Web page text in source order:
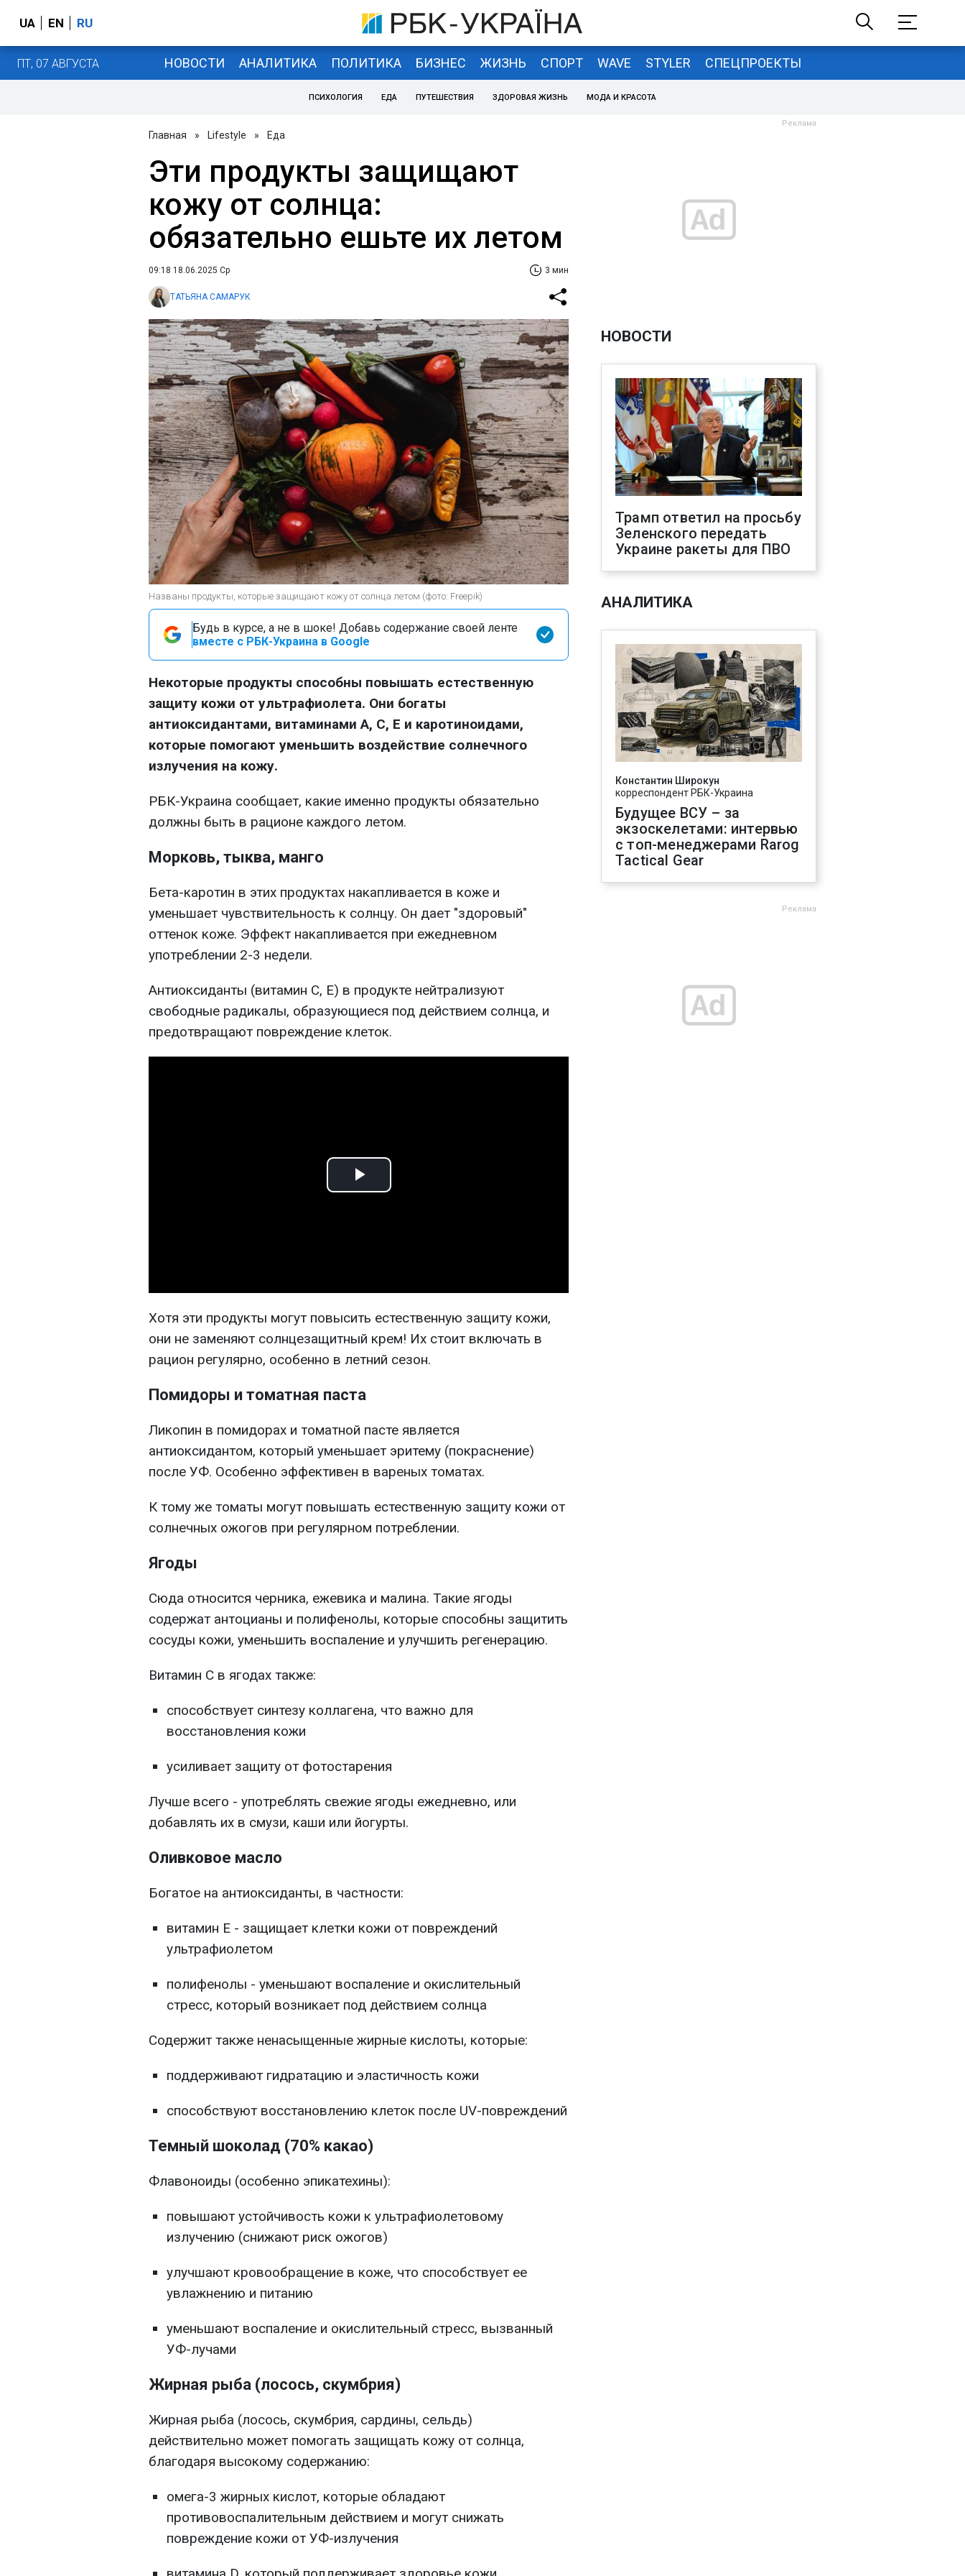
UA EN RU
ПТ, 07 АВГУСТА НОВОСТИ АНАЛИТИКА ПОЛИТИКА БИЗНЕС ЖИЗНЬ СПОРТ WAVE STYLER СПЕЦПРОЕКТЫ
ПСИХОЛОГИЯ ЕДА ПУТЕШЕСТВИЯ ЗДОРОВАЯ ЖИЗНЬ МОДА И КРАСОТА
Главная » Lifestyle » Еда
Эти продукты защищают
кожу от солнца:
обязательно ешьте их летом
09:18 18.06.2025 Ср 3 мин
ТАТЬЯНА САМАРУК
Названы продукты, которые защищают кожу от солнца летом (фото: Freepik)
Будь в курсе, а не в шоке! Добавь содержание своей ленте
вместе с РБК-Украина в Google
Некоторые продукты способны повышать естественную
защиту кожи от ультрафиолета. Они богаты
антиоксидантами, витаминами А, С, Е и каротиноидами,
которые помогают уменьшить воздействие солнечного
излучения на кожу.
РБК-Украина сообщает, какие именно продукты обязательно
должны быть в рационе каждого летом.
Морковь, тыква, манго
Бета-каротин в этих продуктах накапливается в коже и
уменьшает чувствительность к солнцу. Он дает "здоровый"
оттенок коже. Эффект накапливается при ежедневном
употреблении 2-3 недели.
Антиоксиданты (витамин C, E) в продукте нейтрализуют
свободные радикалы, образующиеся под действием солнца, и
предотвращают повреждение клеток.
Play
Хотя эти продукты могут повысить естественную защиту кожи,
они не заменяют солнцезащитный крем! Их стоит включать в
рацион регулярно, особенно в летний сезон.
Помидоры и томатная паста
Ликопин в помидорах и томатной пасте является
антиоксидантом, который уменьшает эритему (покраснение)
после УФ. Особенно эффективен в вареных томатах.
К тому же томаты могут повышать естественную защиту кожи от
солнечных ожогов при регулярном потреблении.
Ягоды
Сюда относится черника, ежевика и малина. Такие ягоды
содержат антоцианы и полифенолы, которые способны защитить
сосуды кожи, уменьшить воспаление и улучшить регенерацию.
Витамин С в ягодах также:
способствует синтезу коллагена, что важно для
восстановления кожи
усиливает защиту от фотостарения
Лучше всего - употреблять свежие ягоды ежедневно, или
добавлять их в смузи, каши или йогурты.
Оливковое масло
Богатое на антиоксиданты, в частности:
витамин Е - защищает клетки кожи от повреждений
ультрафиолетом
полифенолы - уменьшают воспаление и окислительный
стресс, который возникает под действием солнца
Содержит также ненасыщенные жирные кислоты, которые:
поддерживают гидратацию и эластичность кожи
способствуют восстановлению клеток после UV-повреждений
Темный шоколад (70% какао)
Флавоноиды (особенно эпикатехины):
повышают устойчивость кожи к ультрафиолетовому
излучению (снижают риск ожогов)
улучшают кровообращение в коже, что способствует ее
увлажнению и питанию
уменьшают воспаление и окислительный стресс, вызванный
УФ-лучами
Жирная рыба (лосось, скумбрия)
Жирная рыба (лосось, скумбрия, сардины, сельдь)
действительно может помогать защищать кожу от солнца,
благодаря высокому содержанию:
омега-3 жирных кислот, которые обладают
противовоспалительным действием и могут снижать
повреждение кожи от УФ-излучения
НОВОСТИ
Трамп ответил на просьбу
Зеленского передать
Украине ракеты для ПВО
АНАЛИТИКА
Константин Широкун
корреспондент РБК-Украина
Будущее ВСУ – за
экзоскелетами: интервью
с топ-менеджерами Rarog
Tactical Gear